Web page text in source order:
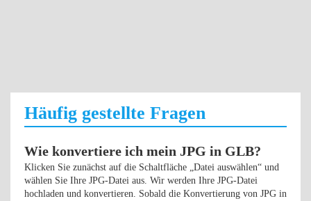
Häufig gestellte Fragen
Wie konvertiere ich mein JPG in GLB?
Klicken Sie zunächst auf die Schaltfläche „Datei auswählen“ und
wählen Sie Ihre JPG-Datei aus. Wir werden Ihre JPG-Datei
hochladen und konvertieren. Sobald die Konvertierung von JPG in